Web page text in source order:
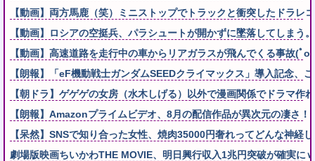
【動画】両方馬鹿（笑）ミニストップでトラックと衝突したドラレ
【動画】ロシアの空挺兵、パラシュートが開かずに墜落してしまう。
【動画】高速道路を走行中の車からリアガラスが飛んでくる事故(ﾟo
【朗報】「eF機動戦士ガンダムSEEDクライマックス」導入記念
【朝ドラ】ゲゲゲの女房（水木しげる）以外で漫画関係でドラマ作
【朗報】Amazonプライムビデオ、8月の配信作品が異次元の凄さ！
【呆然】SNSで知り合った女性、焼肉35000円奢れってどんな神経
劇場版映画ちいかわTHE MOVIE、明日興行収入1兆円突破が確実に